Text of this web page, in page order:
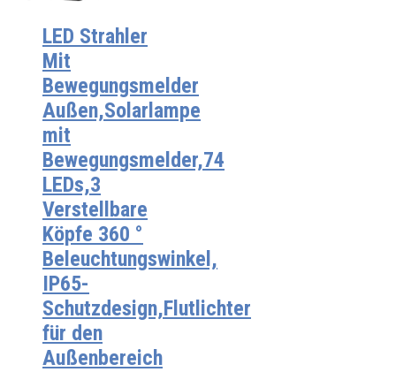
LED Strahler
Mit
Bewegungsmelder
Außen,Solarlampe
mit
Bewegungsmelder,74
LEDs,3
Verstellbare
Köpfe 360 °
Beleuchtungswinkel,
IP65-
Schutzdesign,Flutlichter
für den
Außenbereich